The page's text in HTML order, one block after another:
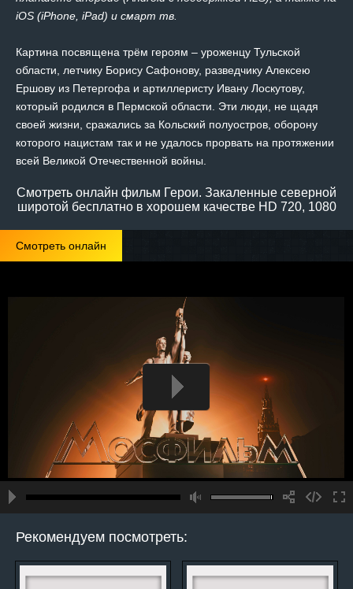
iOS (iPhone, iPad) и смарт тв.
Картина посвящена трём героям – уроженцу Тульской
области, летчику Борису Сафонову, разведчику Алексею
Ершову из Петергофа и артиллеристу Ивану Лоскутову,
который родился в Пермской области. Эти люди, не щадя
своей жизни, сражались за Кольский полуостров, оборону
которого нацистам так и не удалось прорвать на протяжении
всей Великой Отечественной войны.
Смотреть онлайн фильм Герои. Закаленные северной
широтой бесплатно в хорошем качестве HD 720, 1080
Смотреть онлайн
Рекомендуем посмотреть: